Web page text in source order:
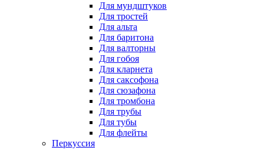
Для мундштуков
Для тростей
Для альта
Для баритона
Для валторны
Для гобоя
Для кларнета
Для саксофона
Для сюзафона
Для тромбона
Для трубы
Для тубы
Для флейты
Перкуссия